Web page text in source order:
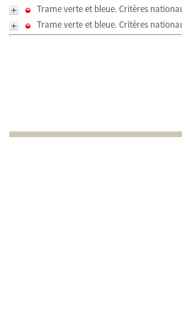
Trame verte et bleue. Critères
Trame verte et bleue. Critères